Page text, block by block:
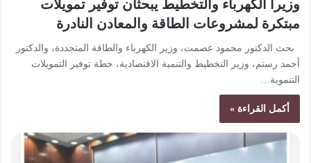
وزيرا الكهرباء والتخطيط يبحثان توفير تمويلات
مبتكرة لمشروعات الطاقة والمعادن النادرة
بحث الدكتور محمود عصمت، وزير الكهرباء والطاقة المتجددة، والدكتور
أحمد رستم، وزير التخطيط والتنمية الاقتصادية، خطة توفير التمويلات
التنموية…
أكمل القراءة »